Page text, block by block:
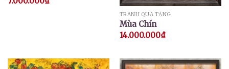
TRANH QUÀ TẶNG
Mùa Chín
14.000.000₫